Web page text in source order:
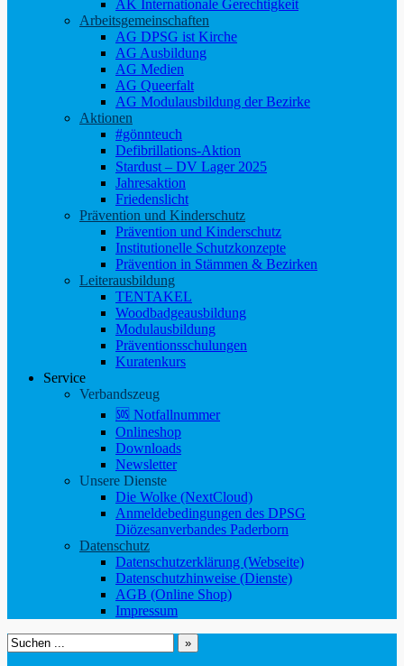
AK Internationale Gerechtigkeit
Arbeitsgemeinschaften
AG DPSG ist Kirche
AG Ausbildung
AG Medien
AG Queerfalt
AG Modulausbildung der Bezirke
Aktionen
#gönnteuch
Defibrillations-Aktion
Stardust – DV Lager 2025
Jahresaktion
Friedenslicht
Prävention und Kinderschutz
Prävention und Kinderschutz
Institutionelle Schutzkonzepte
Prävention in Stämmen & Bezirken
Leiterausbildung
TENTAKEL
Woodbadgeausbildung
Modulausbildung
Präventionsschulungen
Kuratenkurs
Service
Verbandszeug
🆘 Notfallnummer
Onlineshop
Downloads
Newsletter
Unsere Dienste
Die Wolke (NextCloud)
Anmeldebedingungen des DPSG
Diözesanverbandes Paderborn
Datenschutz
Datenschutzerklärung (Webseite)
Datenschutzhinweise (Dienste)
AGB (Online Shop)
Impressum
Suchen
nach: